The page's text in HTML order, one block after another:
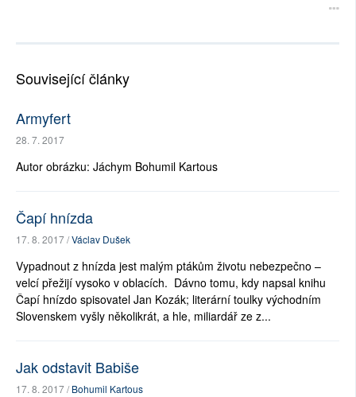
Související články
Armyfert
28. 7. 2017
Autor obrázku: Jáchym Bohumil Kartous
Čapí hnízda
17. 8. 2017 /Václav Dušek
Vypadnout z hnízda jest malým ptákům životu nebezpečno –
velcí přežijí vysoko v oblacích. Dávno tomu, kdy napsal knihu
Čapí hnízdo spisovatel Jan Kozák; literární toulky východním
Slovenskem vyšly několikrát, a hle, miliardář ze z...
Jak odstavit Babiše
17. 8. 2017 /Bohumil Kartous